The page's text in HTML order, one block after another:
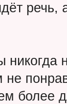
речь,
никогда
более